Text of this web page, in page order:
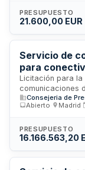
prorrogable por
de doce meses
Pliego de
incluyendo todos
ejecución del
PRESUPUESTO
21.600,00 EUR
Servicio de
para
de Madrid
Licitación para la
comunicaciones
proporcionar
veinticuatro
operación y
equipamiento
necesarias para
Consejeria de
Abierto
Madrid
PRESUPUESTO
16.166.563,20